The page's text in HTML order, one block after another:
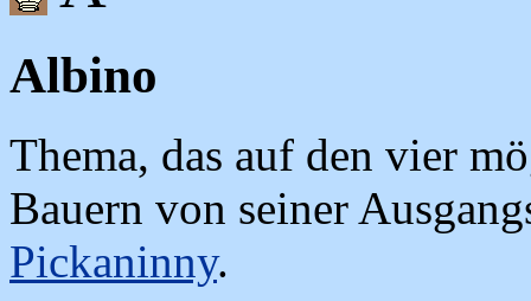
Albino
Thema, das auf den vier
Bauern von seiner
Pickaninny.